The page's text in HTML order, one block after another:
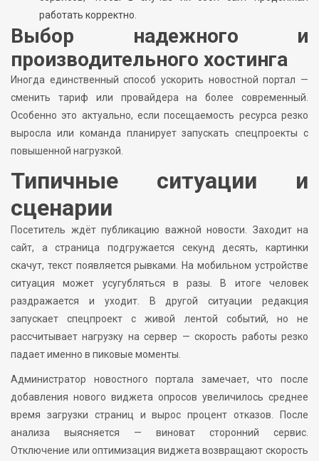
работать корректно.
Выбор надежного и
производительного хостинга
Иногда единственный способ ускорить новостной портал —
сменить тариф или провайдера на более современный.
Особенно это актуально, если посещаемость ресурса резко
выросла или команда планирует запускать спецпроекты с
повышенной нагрузкой.
Типичные ситуации и
сценарии
Посетитель ждёт публикацию важной новости. Заходит на
сайт, а страница подгружается секунд десять, картинки
скачут, текст появляется рывками. На мобильном устройстве
ситуация может усугубляться в разы. В итоге человек
раздражается и уходит. В другой ситуации редакция
запускает спецпроект с живой лентой событий, но не
рассчитывает нагрузку на сервер — скорость работы резко
падает именно в пиковые моменты.
Администратор новостного портала замечает, что после
добавления нового виджета опросов увеличилось среднее
время загрузки страниц и вырос процент отказов. После
анализа выясняется — виноват сторонний сервис.
Отключение или оптимизация виджета возвращают скорость